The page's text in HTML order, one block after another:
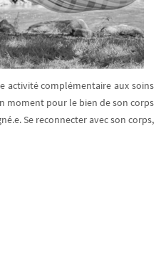
activité complémentaire aux soins
moment pour le bien de son corps
Se reconnecter avec son corps,